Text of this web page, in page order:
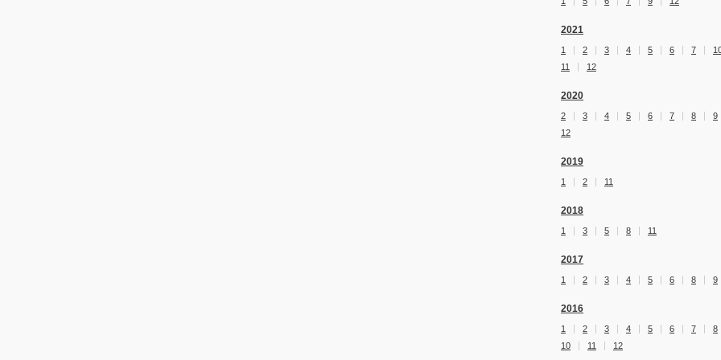
2021
1 2 3 4 5 6 7
11
12
2020
2 3 4 5 6 7 8 9
12
2019
1 2 11
2018
1 3 5 8 11
2017
1 2 3 4 5 6 8 9
2016
1 2 3 4 5 6 7 8
10
11 12